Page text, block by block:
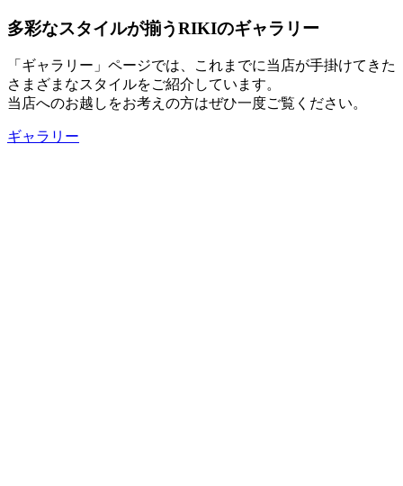
多彩なスタイルが揃うRIKIのギャラリー
「ギャラリー」ページでは、これまでに当店が手掛けてきた
さまざまなスタイルをご紹介しています。
当店へのお越しをお考えの方はぜひ一度ご覧ください。
ギャラリー